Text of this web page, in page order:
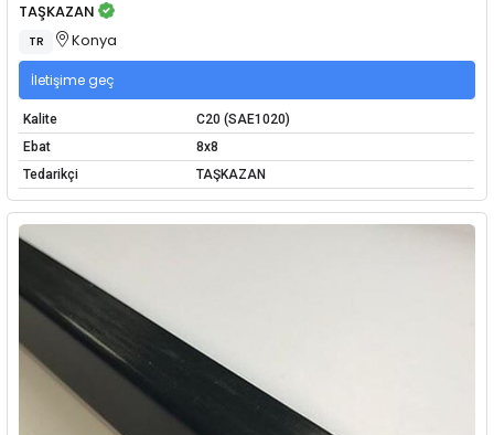
TAŞKAZAN
TR Konya
İletişime geç
Kalite
C20 (SAE1020)
Ebat
8x8
Tedarikçi
TAŞKAZAN